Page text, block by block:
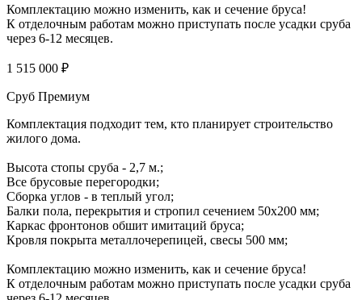
Комплектацию можно изменить, как и сечение бруса!
К отделочным работам можно приступать после усадки сруба
через 6-12 месяцев.
1 515 000 ₽
Сруб Премиум
Комплектация подходит тем, кто планирует строительство
жилого дома.
Высота стопы сруба - 2,7 м.;
Все брусовые перегородки;
Сборка углов - в теплый угол;
Балки пола, перекрытия и стропил сечением 50х200 мм;
Каркас фронтонов обшит имитаций бруса;
Кровля покрыта металлочерепицей, свесы 500 мм;
Комплектацию можно изменить, как и сечение бруса!
К отделочным работам можно приступать после усадки сруба